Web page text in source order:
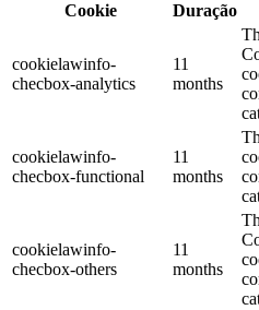
Cookie
Duração
cookielawinfo-
checbox-analytics
11
months
cookielawinfo-
checbox-functional
11
months
cookielawinfo-
checbox-others
11
months